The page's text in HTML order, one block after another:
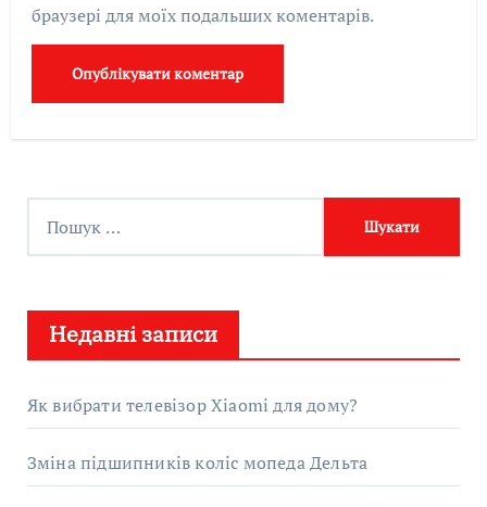
браузері для моїх подальших коментарів.
:
Недавні записи
Як вибрати телевізор Xiaomi для дому?
Зміна підшипників коліс мопеда Дельта